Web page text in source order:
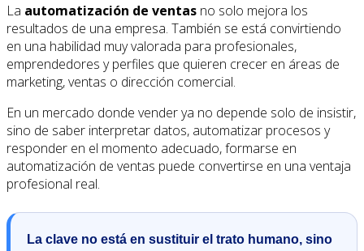
La automatización de ventas no solo mejora los
resultados de una empresa. También se está convirtiendo
en una habilidad muy valorada para profesionales,
emprendedores y perfiles que quieren crecer en áreas de
marketing, ventas o dirección comercial.
En un mercado donde vender ya no depende solo de insistir,
sino de saber interpretar datos, automatizar procesos y
responder en el momento adecuado, formarse en
automatización de ventas puede convertirse en una ventaja
profesional real.
La clave no está en sustituir el trato humano, sino